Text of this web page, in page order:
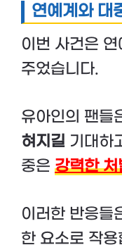
연예계와 대
이번 사건은
주었습니다.
유아인의 팬들
혀지길 기대하
중은 강력한
이러한 반응들
한 요소로 작용